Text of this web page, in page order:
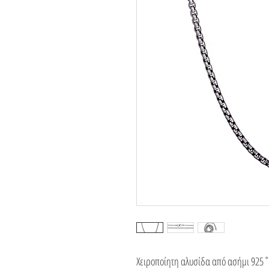
Χειροποίητη αλυσίδα από ασήμι